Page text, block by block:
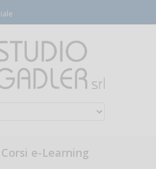
e-Learning